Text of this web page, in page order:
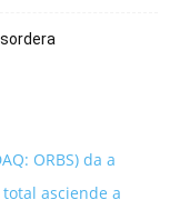
ORBS) da a
asciende a